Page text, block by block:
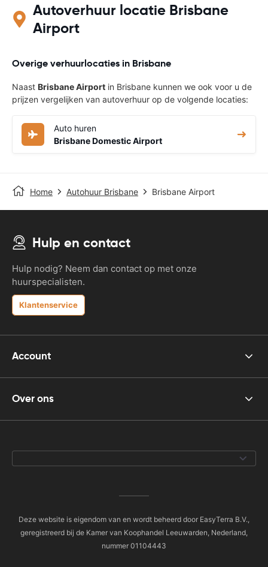
Autoverhuur locatie Brisbane
Airport
Overige verhuurlocaties in Brisbane
Naast Brisbane Airport in Brisbane kunnen we ook voor u de
prijzen vergelijken van autoverhuur op de volgende locaties:
Auto huren
Brisbane Domestic Airport
Home Autohuur Brisbane Brisbane Airport
Hulp en contact
Hulp nodig? Neem dan contact op met onze
huurspecialisten.
Klantenservice
Account
Over ons
Deze website is eigendom van en wordt beheerd door EasyTerra B.V.,
geregistreerd bij de Kamer van Koophandel Leeuwarden, Nederland,
nummer 01104443